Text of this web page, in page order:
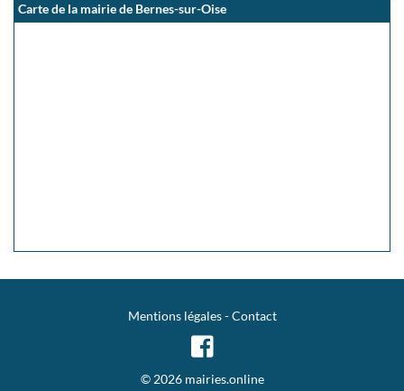
Carte de la mairie de Bernes-sur-Oise
Mentions légales-Contact
© 2026 mairies.online